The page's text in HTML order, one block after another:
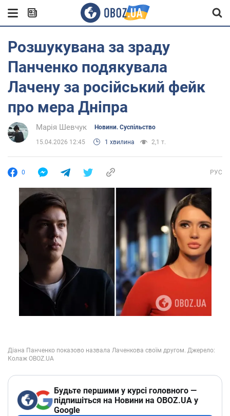
Розшукувана за зраду
Панченко подякувала
Лачену за російський фейк
про мера Дніпра
Марія Шевчук Новини. Суспільство
15.04.2026 12:45 1 хвилина 2,1 т.
0 РУС
Будьте першими у курсі головного —
підпишіться на Новини на OBOZ.UA у
Google